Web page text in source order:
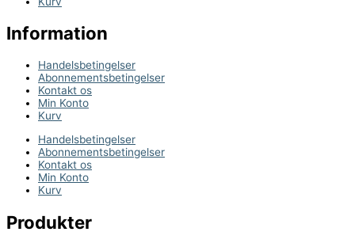
Information
Handelsbetingelser
Abonnementsbetingelser
Kontakt os
Min Konto
Kurv
Handelsbetingelser
Abonnementsbetingelser
Kontakt os
Min Konto
Kurv
Produkter